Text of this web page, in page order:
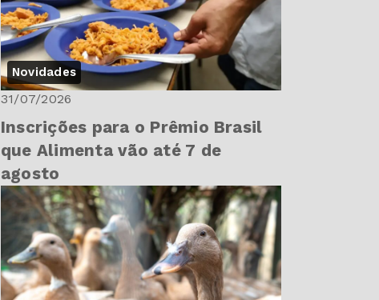
Novidades
31/07/2026
Inscrições para o Prêmio Brasil
que Alimenta vão até 7 de
agosto